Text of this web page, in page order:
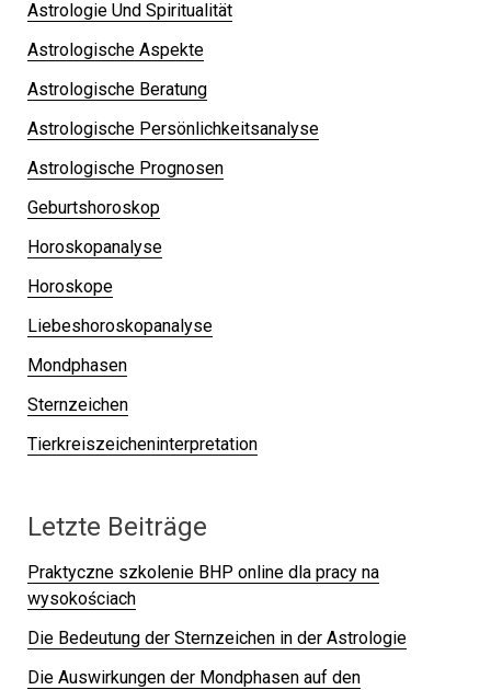
Astrologie Und Spiritualität
Astrologische Aspekte
Astrologische Beratung
Astrologische Persönlichkeitsanalyse
Astrologische Prognosen
Geburtshoroskop
Horoskopanalyse
Horoskope
Liebeshoroskopanalyse
Mondphasen
Sternzeichen
Tierkreiszeicheninterpretation
Letzte Beiträge
Praktyczne szkolenie BHP online dla pracy na
wysokościach
Die Bedeutung der Sternzeichen in der Astrologie
Die Auswirkungen der Mondphasen auf den